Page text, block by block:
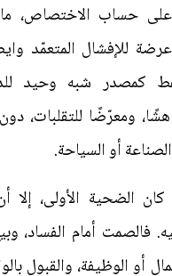
على حساب الاختصاص،
للإفشال المتعمّد
كمصدر شبه وحيد
هشًا، ومعرّضًا للتقلبات،
أو السياحة.
كان الضحية الأولى،
فالصمت أمام الفساد،
أو الوظيفة، والقبول